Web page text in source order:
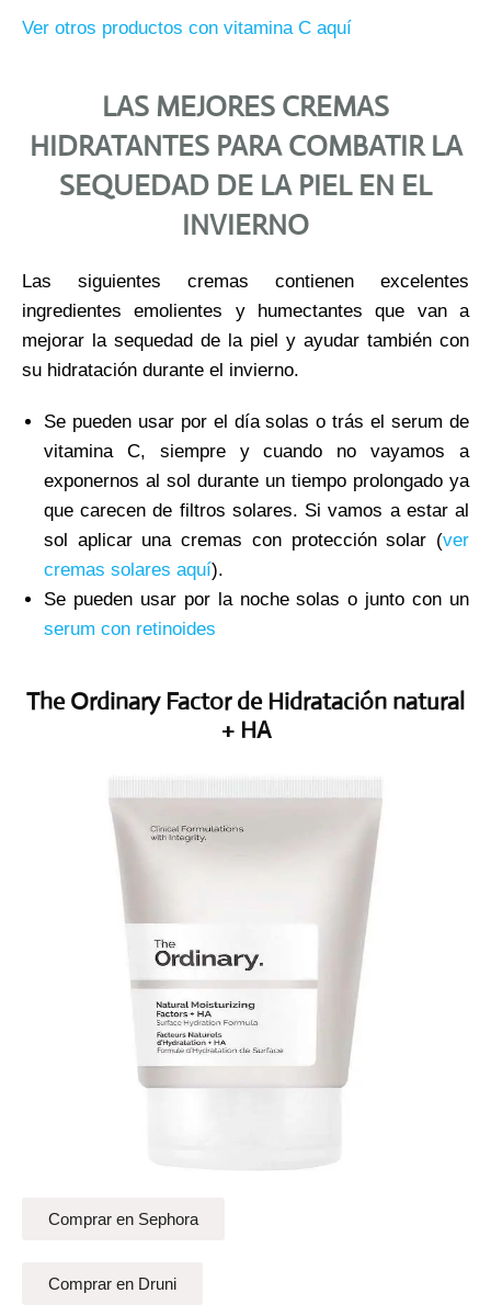
Ver otros productos con vitamina C aquí
LAS MEJORES CREMAS
HIDRATANTES PARA COMBATIR LA
SEQUEDAD DE LA PIEL EN EL
INVIERNO
Las siguientes cremas contienen excelentes
ingredientes emolientes y humectantes que van a
mejorar la sequedad de la piel y ayudar también con
su hidratación durante el invierno.
Se pueden usar por el día solas o trás el serum de
vitamina C, siempre y cuando no vayamos a
exponernos al sol durante un tiempo prolongado ya
que carecen de filtros solares. Si vamos a estar al
sol aplicar una cremas con protección solar (ver
cremas solares aquí).
Se pueden usar por la noche solas o junto con un
serum con retinoides
The Ordinary Factor de Hidratación natural
+ HA
Comprar en Sephora
Comprar en Druni